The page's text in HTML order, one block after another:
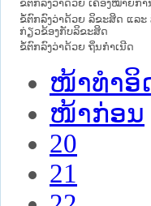
ຂໍ້ຕົກລົງວ່າດ້ວຍ ເຄື່ອງໝາຍກາ
ຂໍ້ຕົກລົງວ່າດ້ວຍ ລິຂະສິດ ແລະ
ກ່ຽວຂ້ອງກັບລິຂະສິດ
ຂໍ້ຕົກລົງວ່າດ້ວຍ ຖິ່ນກໍາເນີດ
ໜ້າທໍາອິ
ໜ້າກ່ອນ
20
21